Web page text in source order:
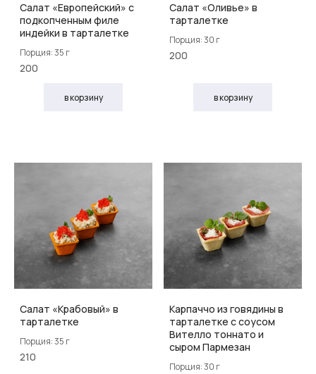
Салат «Европейский» с
подкопченным филе
индейки в тарталетке
Порция: 35 г
200
в корзину
Салат «Оливье» в
тарталетке
Порция: 30 г
200
в корзину
Салат «Крабовый» в
тарталетке
Порция: 35 г
210
Карпаччо из говядины в
тарталетке с соусом
Вителло тоннато и
сыром Пармезан
Порция: 30 г